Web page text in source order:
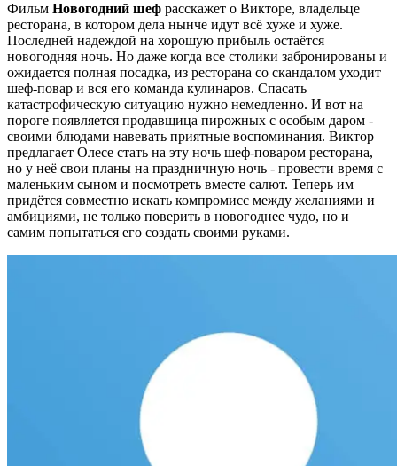
Фильм Новогодний шеф расскажет о Викторе, владельце
ресторана, в котором дела нынче идут всё хуже и хуже.
Последней надеждой на хорошую прибыль остаётся
новогодняя ночь. Но даже когда все столики забронированы и
ожидается полная посадка, из ресторана со скандалом уходит
шеф-повар и вся его команда кулинаров. Спасать
катастрофическую ситуацию нужно немедленно. И вот на
пороге появляется продавщица пирожных с особым даром -
своими блюдами навевать приятные воспоминания. Виктор
предлагает Олесе стать на эту ночь шеф-поваром ресторана,
но у неё свои планы на праздничную ночь - провести время с
маленьким сыном и посмотреть вместе салют. Теперь им
придётся совместно искать компромисс между желаниями и
амбициями, не только поверить в новогоднее чудо, но и
самим попытаться его создать своими руками.